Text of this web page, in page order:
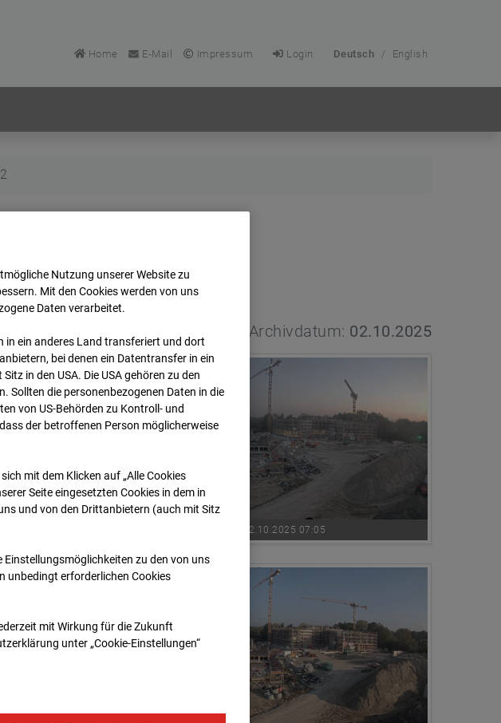
Home E-Mail Impressum Login Deutsch / English
Archivdatum: 02.10.2025
02.10.2025 07:05
Nutzung unserer Website zu
Mit den Cookies werden von uns
Daten verarbeitet.
in ein anderes Land transferiert und dort
bei denen ein Datentransfer in ein
in den USA. Die USA gehören zu den
Sollten die personenbezogenen Daten in die
von US-Behörden zu Kontroll- und
der betroffenen Person möglicherweise
mit dem Klicken auf „Alle Cookies
Seite eingesetzten Cookies in dem in
und von den Drittanbietern (auch mit Sitz
Einstellungsmöglichkeiten zu den von uns
unbedingt erforderlichen Cookies
mit Wirkung für die Zukunft
unter „Cookie-Einstellungen“